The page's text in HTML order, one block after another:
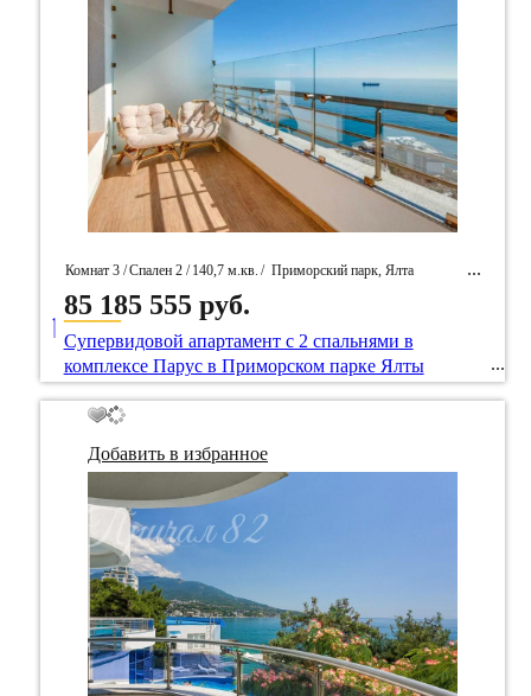
Комнат 3 /Спален 2 / 140,7 м.кв. / Приморский парк, Ялта
/ Идентификатор собственность 93575
85 185 555 руб.
____
Супервидовой апартамент с 2 спальнями в
комплексе Парус в Приморском парке Ялты
Добавить в избранное